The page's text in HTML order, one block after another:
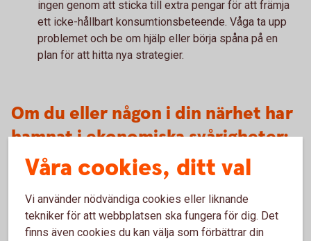
ingen genom att sticka till extra pengar för att främja
ett icke-hållbart konsumtionsbeteende. Våga ta upp
problemet och be om hjälp eller börja spåna på en
plan för att hitta nya strategier.
Om du eller någon i din närhet har
hamnat i ekonomiska svårigheter:
Många kommuner, och storstadsområden, erbjuder
att få ordning på din ekonomi.
Konsumentverket arbetar med att hjälpa konsumenter
Våra cookies, ditt val
Vi använder nödvändiga cookies eller liknande
tekniker för att webbplatsen ska fungera för dig. Det
finns även cookies du kan välja som förbättrar din